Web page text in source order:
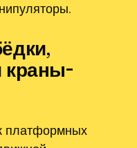
краны-
платформных